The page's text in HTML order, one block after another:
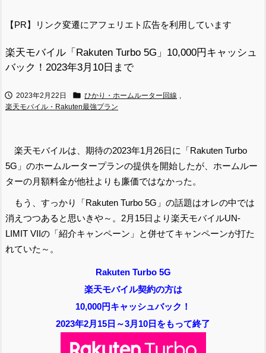
【PR】リンク変遷にアフェリエト広告を利用しています
楽天モバイル「Rakuten Turbo 5G」10,000円キャッシュ
バック！2023年3月10日まで
 2023年2月22日  ひかり・ホームルーター回線
楽天モバイル・Rakuten最強プラン
楽天モバイルは、期待の2023年1月26日に「Rakuten Turbo
5G」のホームルータープランの提供を開始したが、ホームルー
ターの月額料金が他社よりも廉価ではなかった。
もう、すっかり「Rakuten Turbo 5G」の話題はオレの中では
消えつつあると思いきや～。2月15日より楽天モバイルUN-
LIMIT VIIの「紹介キャンペーン」と併せてキャンペーンが打た
れていた～。
Rakuten Turbo 5G
楽天モバイル契約の方は
10,000円キャッシュバック！
2023年2月15日～3月10日をもって終了